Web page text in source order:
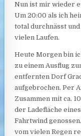
Nun ist mir wieder
Um 20:00 als ich
total durchnässt
vielen Laufen.
Heute Morgen bin
zu einem Ausflug
entfernten Dorf
aufgebrochen. Per
Zusammen mit ca.
der Ladefläche
Fahrtwind
vom vielen Regen